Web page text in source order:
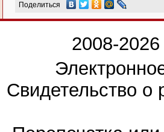
Поделиться
2008-
Свидетельство